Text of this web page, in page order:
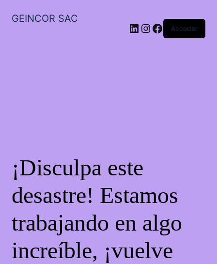
GEINCOR SAC
LinkedIn
Instagram
Facebook
Acceder
¡Disculpa este
desastre! Estamos
trabajando en algo
increíble, ¡vuelve